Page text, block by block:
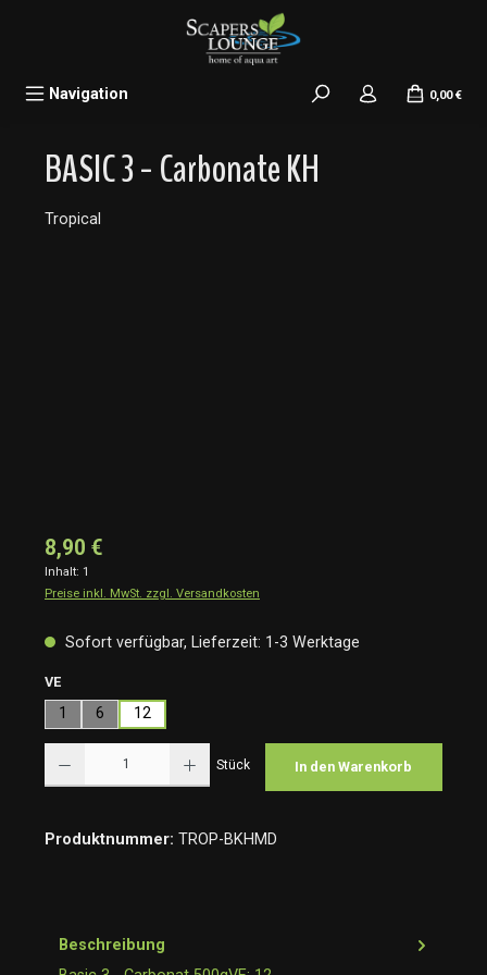
Navigation 0,00 €
BASIC 3 - Carbonate KH
Tropical
8,90 €
Inhalt: 1
Preise inkl. MwSt. zzgl. Versandkosten
Sofort verfügbar, Lieferzeit: 1-3 Werktage
VEauswählen
1 6 12
Stück In den Warenkorb
Produktnummer: TROP-BKHMD
Beschreibung